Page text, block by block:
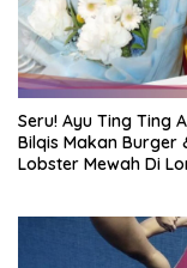
Seru! Ayu Ting Ting
Bilqis Makan Burger
Lobster Mewah Di